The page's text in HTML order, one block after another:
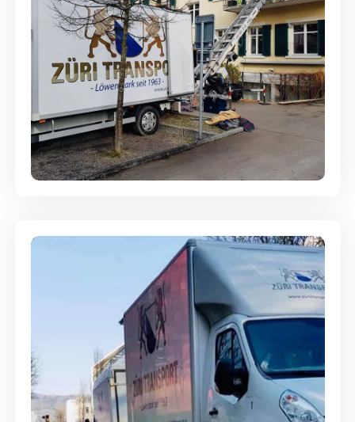
Entsorgung & Räumung